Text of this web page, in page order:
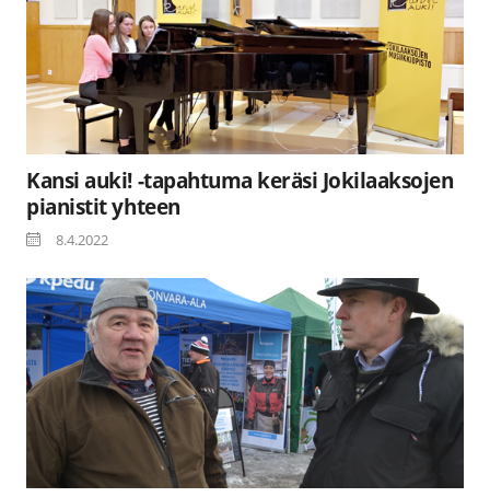
Kansi auki! -tapahtuma keräsi Jokilaaksojen
pianistit yhteen
8.4.2022